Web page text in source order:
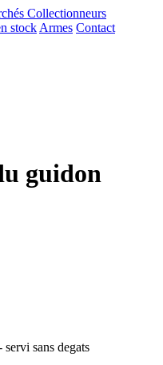
stock Armes Contact
guidon
sans degats